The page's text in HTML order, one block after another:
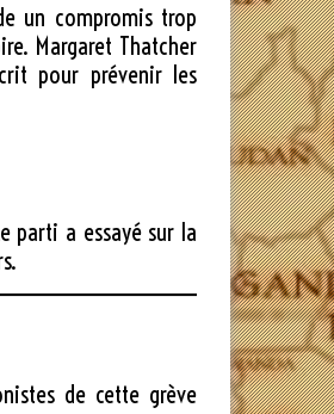
un compromis trop
Margaret Thatcher
pour prévenir les
parti a essayé sur la
de cette grève